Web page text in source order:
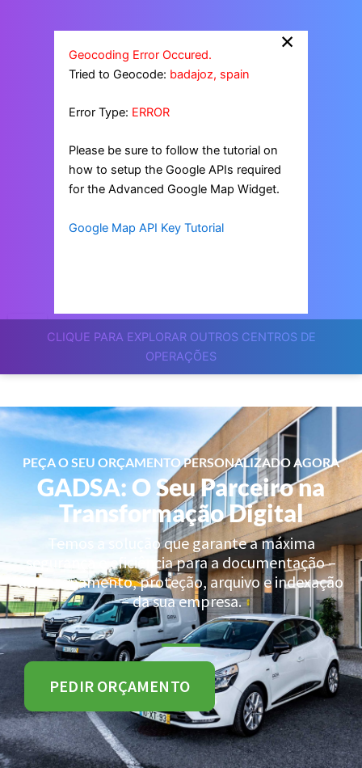
CLIQUE PARA EXPLORAR OUTROS CENTROS DE
OPERAÇÕES
×
Geocoding Error Occured.
Tried to Geocode: badajoz, spain
Error Type: ERROR
Please be sure to follow the tutorial on
how to setup the Google APIs required
for the Advanced Google Map Widget.
Google Map API Key Tutorial
PEÇA O SEU ORÇAMENTO PERSONALIZADO AGORA
GADSA: O Seu Parceiro na
Transformação Digital
Temos a solução que garante a máxima
segurança e eficiência para a documentação –
armazenamento, proteção, arquivo e indexação
– da sua empresa.
PEDIR ORÇAMENTO